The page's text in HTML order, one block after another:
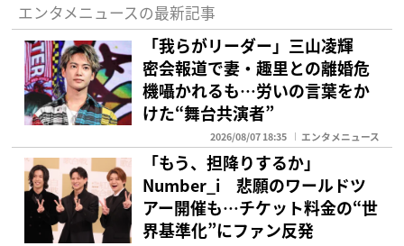
エンタメニュースの最新記事
「我らがリーダー」三山凌輝
密会報道で妻・趣里との離婚危
機囁かれるも…労いの言葉をか
けた“舞台共演者”
2026/08/07 18:35 エンタメニュース
「もう、担降りするか」
Number_i 悲願のワールドツ
アー開催も…チケット料金の“世
界基準化”にファン反発